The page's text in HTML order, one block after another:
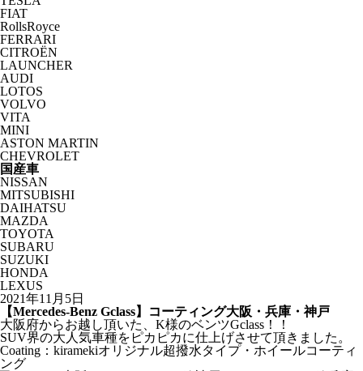
FIAT
RollsRoyce
FERRARI
CITROËN
LAUNCHER
AUDI
LOTOS
VOLVO
VITA
MINI
ASTON MARTIN
CHEVROLET
国産車
NISSAN
MITSUBISHI
DAIHATSU
MAZDA
TOYOTA
SUBARU
SUZUKI
HONDA
LEXUS
2021年11月5日
【Mercedes-Benz Gclass】コーティング大阪・兵庫・神戸
大阪府からお越し頂いた、K様のベンツGclass！！
SUV界の大人気車種をピカピカに仕上げさせて頂きました。
Coating：kiramekiオリジナル超撥水タイプ・ホイールコーティ
ング